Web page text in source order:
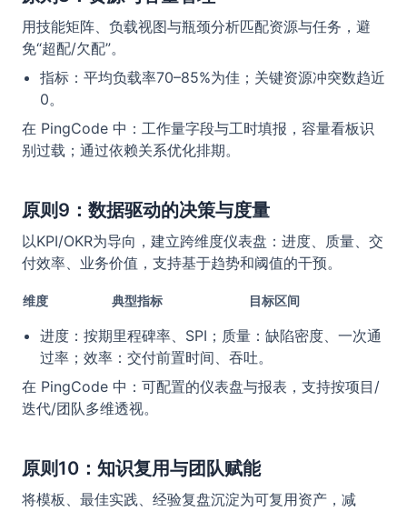
用技能矩阵、负载视图与瓶颈分析匹配资源与任务，避
免“超配/欠配”。
指标：平均负载率70–85%为佳；关键资源冲突数趋近
0。
在 PingCode 中：工作量字段与工时填报，容量看板识
别过载；通过依赖关系优化排期。
原则9：数据驱动的决策与度量
以KPI/OKR为导向，建立跨维度仪表盘：进度、质量、交
付效率、业务价值，支持基于趋势和阈值的干预。
维度 典型指标 目标区间
进度：按期里程碑率、SPI；质量：缺陷密度、一次通
过率；效率：交付前置时间、吞吐。
在 PingCode 中：可配置的仪表盘与报表，支持按项目/
迭代/团队多维透视。
原则10：知识复用与团队赋能
将模板、最佳实践、经验复盘沉淀为可复用资产，减